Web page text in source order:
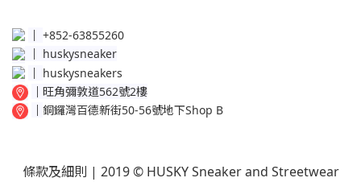
│ +852-63855260
huskysneaker
│ huskysneakers
│ 旺角彌敦道562號2樓
│ 銅鑼灣百德新街50-56號地下Shop B
條款及細則 | 2019 © HUSKY Sneaker and Streetwear